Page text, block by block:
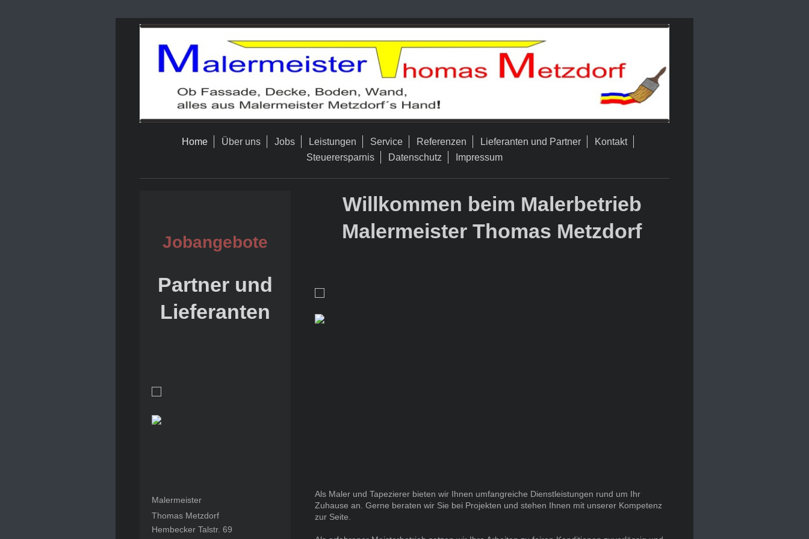
Home Über uns Jobs Leistungen Service Referenzen Lieferanten und Partner
Kontakt
Steuerersparnis
Datenschutz Impressum
Willkommen beim Malerbetrieb
Malermeister Thomas Metzdorf
Als Maler und Tapezierer bieten wir Ihnen umfangreiche Dienstleistungen rund um Ihr
Zuhause an. Gerne beraten wir Sie bei Projekten und stehen Ihnen mit unserer Kompetenz
zur Seite.
Jobangebote
Partner und
Lieferanten
Malermeister
Thomas Metzdorf
Hembecker Talstr. 69